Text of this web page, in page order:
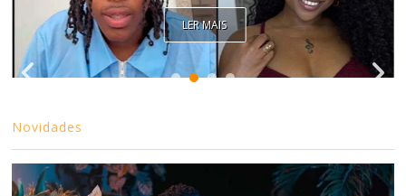
LER MAIS
Novidades